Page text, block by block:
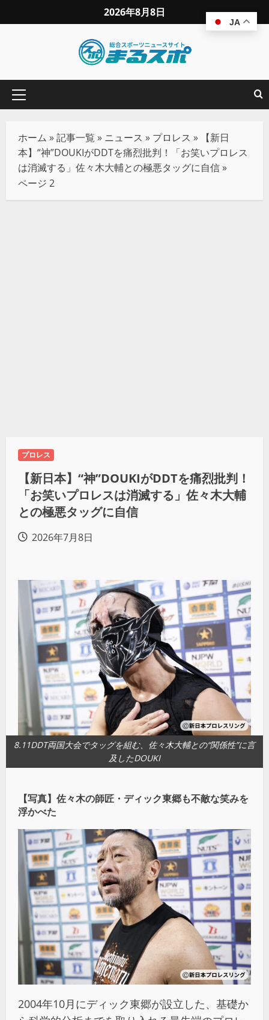
2026年8月8日
ホーム »記事一覧 » ニュース » プロレス »
【新日
本】“神”DOUKIがDDTを痛烈批判！「お笑いプロレス
は消滅する」佐々木大輔との極悪タッグに自信»
ページ 2
プロレス
【新日本】“神”DOUKIがDDTを痛烈批判！
「お笑いプロレスは消滅する」佐々木大輔
との極悪タッグに自信
2026年7月8日
8.11DDT両国大会でタッグを組む、佐々木大輔との“関係性”に言
及したDOUKI
【写真】佐々木の師匠・ディック東郷も不敵な笑みを
浮かべた
2004年10月にディック東郷が設立した、基礎か
JA